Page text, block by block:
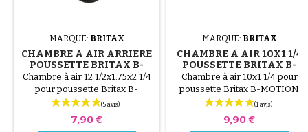
MARQUE: BRITAX
CHAMBRE À AIR ARRIÈRE
POUSSETTE BRITAX B-
MOTION 3
Chambre à air 12 1/2x1.75x2 1/4
pour poussette Britax B-
MOTION 3, B-MOTION 3 plus.
12x1.75-2.125
Prix
7,90 €
MARQUE: BRITAX
CHAMBRE À AIR 10X1 1/4
POUSSETTE BRITAX B-
MOTION
Chambre à air 10x1 1/4 pour
poussette Britax B-MOTION
pour pneu 10x1.75 NON
10X1.75X2
Prix
9,90 €